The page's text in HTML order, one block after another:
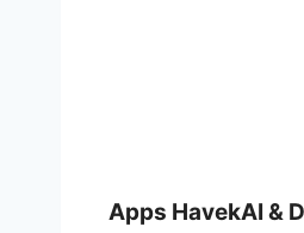
Apps HavekAI &